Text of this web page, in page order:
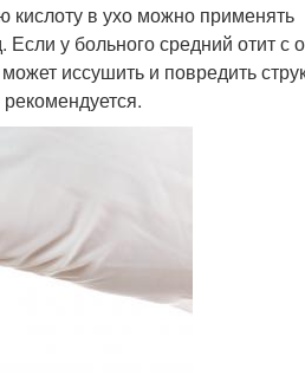
кислоту в ухо можно применять
у больного средний отит с
иссушить и повредить